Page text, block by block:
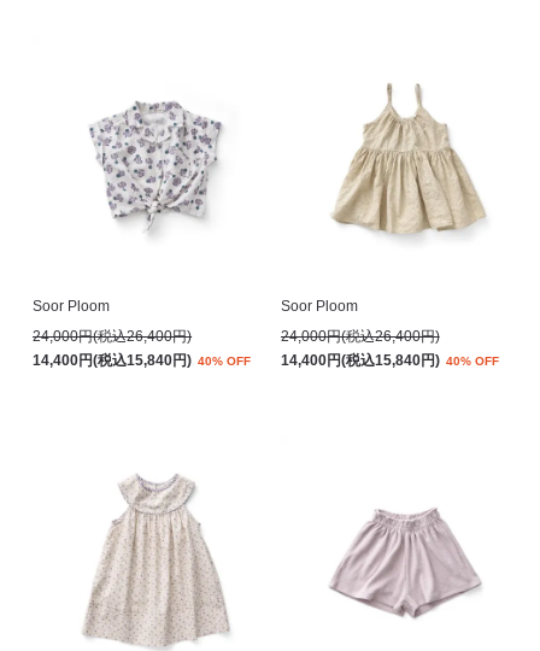
Soor Ploom
24,000円(税込26,400円)
14,400円(税込15,840円) 40% OFF
Soor Ploom
24,000円(税込26,400円)
14,400円(税込15,840円) 40% OFF